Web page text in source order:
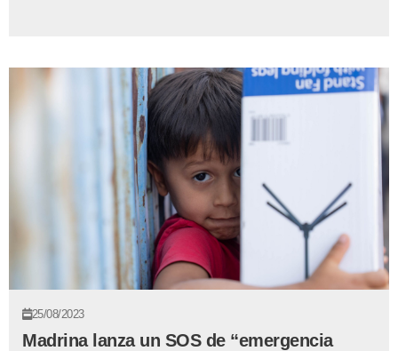
25/08/2023
Madrina lanza un SOS de “emergencia